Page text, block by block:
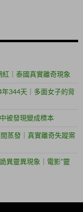
｜泰國真實離奇現象
344天｜多面女子的背
被發現變成標本
蒸發｜真實離奇失蹤案
異靈異現象｜電影”靈